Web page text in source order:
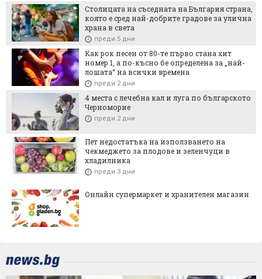
Столицата на съседната на България страна,
която е сред най-добрите градове за улична
храна в света
преди 5 дни
Как рок песен от 80-те първо стана хит
номер 1, а по-късно бе определена за „най-
лошата“ на всички времена
преди 2 дни
4 места с лечебна кал и луга по българското
Черноморие
преди 2 дни
Пет недостатъка на използването на
чекмеджето за плодове и зеленчуци в
хладилника
преди 3 дни
Онлайн супермаркет и хранителен магазин